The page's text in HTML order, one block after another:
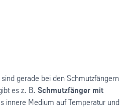
gerade bei den Schmutzfängern
es z. B. Schmutzfänger mit
innere Medium auf Temperatur und